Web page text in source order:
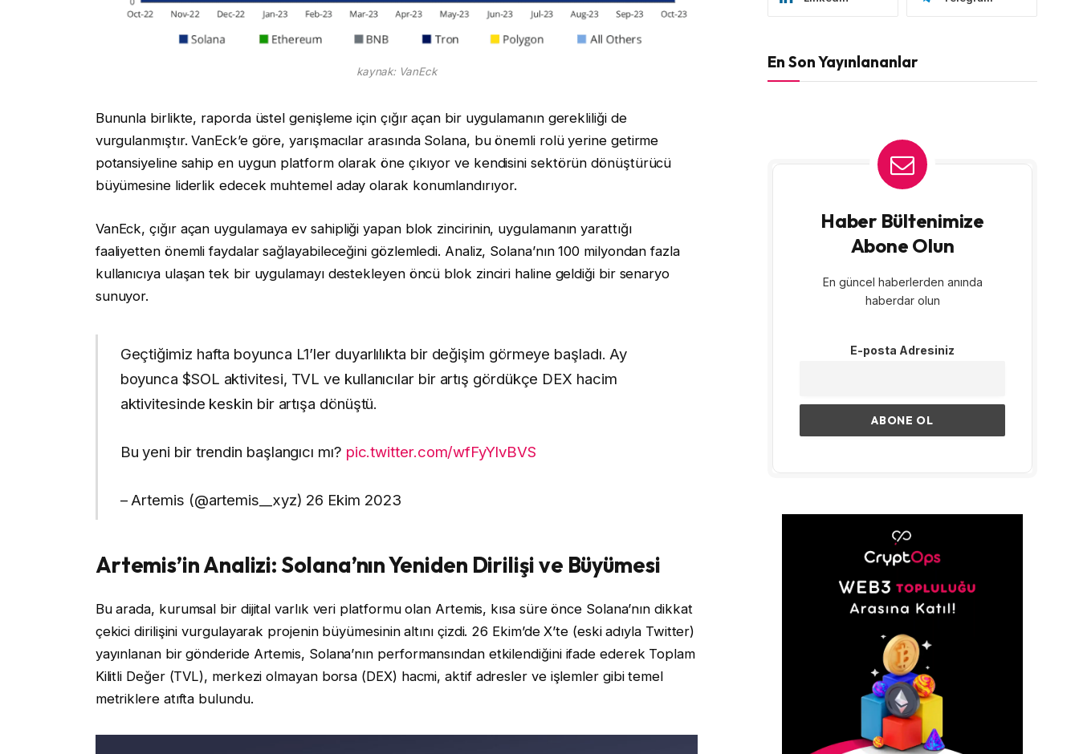
kaynak: VanEck
Bununla birlikte, raporda üstel genişleme için çığır açan bir uygulamanın gerekliliği de
vurgulanmıştır. VanEck’e göre, yarışmacılar arasında Solana, bu önemli rolü yerine getirme
potansiyeline sahip en uygun platform olarak öne çıkıyor ve kendisini sektörün dönüştürücü
büyümesine liderlik edecek muhtemel aday olarak konumlandırıyor.
VanEck, çığır açan uygulamaya ev sahipliği yapan blok zincirinin, uygulamanın yarattığı
faaliyetten önemli faydalar sağlayabileceğini gözlemledi. Analiz, Solana’nın 100 milyondan fazla
kullanıcıya ulaşan tek bir uygulamayı destekleyen öncü blok zinciri haline geldiği bir senaryo
sunuyor.
Geçtiğimiz hafta boyunca L1’ler duyarlılıkta bir değişim görmeye başladı. Ay
boyunca $SOL aktivitesi, TVL ve kullanıcılar bir artış gördükçe DEX hacim
aktivitesinde keskin bir artışa dönüştü.
Bu yeni bir trendin başlangıcı mı? pic.twitter.com/wfFyYlvBVS
– Artemis (@artemis__xyz) 26 Ekim 2023
Artemis’in Analizi: Solana’nın Yeniden Dirilişi ve Büyümesi
Bu arada, kurumsal bir dijital varlık veri platformu olan Artemis, kısa süre önce Solana’nın dikkat
çekici dirilişini vurgulayarak projenin büyümesinin altını çizdi. 26 Ekim’de X’te (eski adıyla Twitter)
yayınlanan bir gönderide Artemis, Solana’nın performansından etkilendiğini ifade ederek Toplam
Kilitli Değer (TVL), merkezi olmayan borsa (DEX) hacmi, aktif adresler ve işlemler gibi temel
metriklere atıfta bulundu.
En Son Yayınlananlar
Haber Bültenimize
Abone Olun
En güncel haberlerden anında
haberdar olun
E-posta Adresiniz